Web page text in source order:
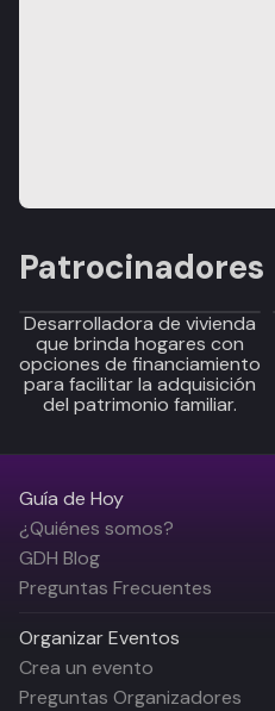
Patrocinadores
Desarrolladora de vivienda
que brinda hogares con
opciones de financiamiento
para facilitar la adquisición
del patrimonio familiar.
Guía de Hoy
¿Quiénes somos?
GDH Blog
Preguntas Frecuentes
Organizar Eventos
Crea un evento
Preguntas Organizadores